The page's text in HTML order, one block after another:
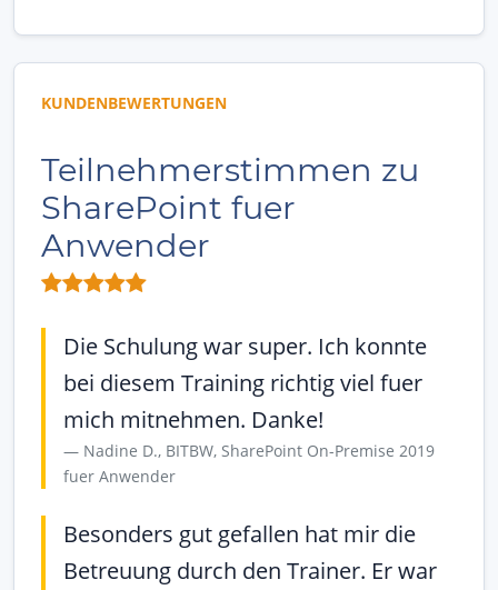
KUNDENBEWERTUNGEN
Teilnehmerstimmen zu
SharePoint fuer
Anwender
Die Schulung war super. Ich konnte
bei diesem Training richtig viel fuer
mich mitnehmen. Danke!
Nadine D., BITBW, SharePoint On-Premise 2019
fuer Anwender
Besonders gut gefallen hat mir die
Betreuung durch den Trainer. Er war